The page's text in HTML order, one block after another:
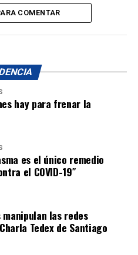
COMENTAR
hay para frenar la
es el único remedio
el COVID-19″
manipulan las redes
Tedex de Santiago